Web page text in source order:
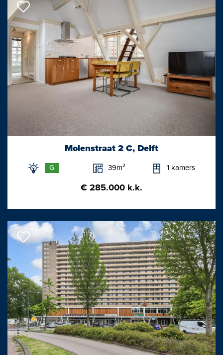
• woonkamer met houtkachel
• open keuken met inbouwapparatuur
• doorloop met opstelplaats CV (2021) en wasmachine/droger
• deur naar overdekte patio met plek voor fietsen en deur naar
buiten
• badkamer met douche en toilet
• slaapkamer, open ruimte met hoge nok
• wastafelmeubel
• vliering (2.20 x 2.00m)
BIJZONDERHEDEN
• Grotendeels HR glas en dak-, vloer- en gevelisolatie
BINNENSTAD DELFT
De Delftse binnenstad is een ideale woonomgeving. Een dorp
binnen de stad, rustig, vriendelijk met alle voorzieningen op
wandelafstand. Er is een theater, filmhuis, bioscoop, en volop
restaurants, cafés en gezellige terrassen. Voor de dagelijkse
boodschappen heeft de binnenstad diverse speciaalzaken en
een aantal supermarkten.
De historische binnenstad is vanwege de vele karakteristieke
Molenstraat 2 C, Delft
G 39m² 1 kamers
€ 285.000 k.k.